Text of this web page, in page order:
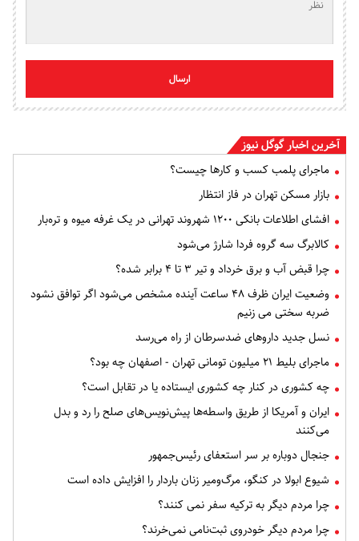
ارسال
آخرین اخبار گوگل نیوز
ماجرای پلمب کسب و کارها چیست؟
بازار مسکن تهران در فاز انتظار
افشای اطلاعات بانکی ۱۲۰۰ شهروند تهرانی در یک غرفه میوه و تره‌بار
کالابرگ سه گروه فردا شارژ می‌شود
چرا قبض آب و برق خرداد و تیر ۳ تا ۴ برابر شده؟
وضعیت ایران ظرف ۴۸ ساعت آینده مشخص می‌شود اگر توافق نشود
ضربه سختی می زنیم
نسل جدید داروهای ضدسرطان از راه می‌رسد
ماجرای بلیط ۲۱ میلیون تومانی تهران - اصفهان چه بود؟
چه کشوری در کنار چه کشوری ایستاده یا در تقابل است؟
ایران و آمریکا از طریق واسطه‌ها پیش‌نویس‌های صلح را رد و بدل
می‌کنند
جنجال دوباره بر سر استعفای رئیس‌جمهور
شیوع ابولا در کنگو، مرگ‌ومیر زنان باردار را افزایش داده است
چرا مردم دیگر به ترکیه سفر نمی کنند؟
چرا مردم دیگر خودروی ثبت‌نامی نمی‌خرند؟